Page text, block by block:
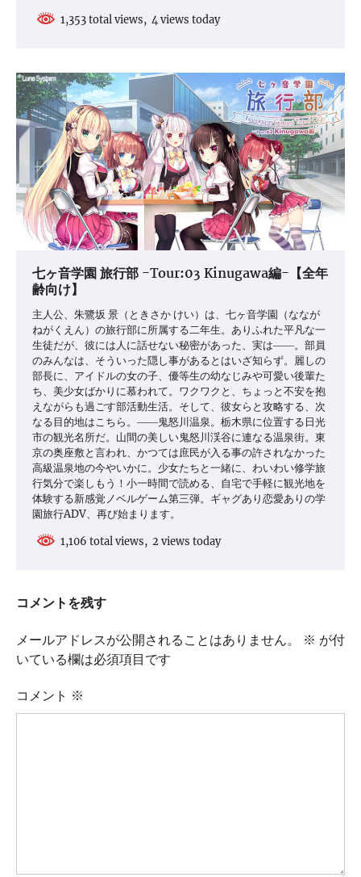
1,353 total views, 4 views today
七ヶ音学園 旅行部 -Tour:03 Kinugawa編-【全年
齢向け】
主人公、朱鷺坂 景（ときさか けい）は、七ヶ音学園（ななが
ねがくえん）の旅行部に所属する二年生。ありふれた平凡な一
生徒だが、彼には人に話せない秘密があった、実は――。部員
のみんなは、そういった隠し事があるとはいざ知らず。麗しの
部長に、アイドルの女の子、優等生の幼なじみや可愛い後輩た
ち、美少女ばかりに慕われて。ワクワクと、ちょっと不安を抱
えながらも過ごす部活動生活。そして、彼女らと攻略する、次
なる目的地はこちら。――鬼怒川温泉。栃木県に位置する日光
市の観光名所だ。山間の美しい鬼怒川渓谷に連なる温泉街。東
京の奥座敷と言われ、かつては庶民が入る事の許されなかった
高級温泉地の今やいかに。少女たちと一緒に、わいわい修学旅
行気分で楽しもう！小一時間で読める、自宅で手軽に観光地を
体験する新感覚ノベルゲーム第三弾。ギャグあり恋愛ありの学
園旅行ADV、再び始まります。
1,106 total views, 2 views today
コメントを残す
メールアドレスが公開されることはありません。 ※ が付
いている欄は必須項目です
コメント ※